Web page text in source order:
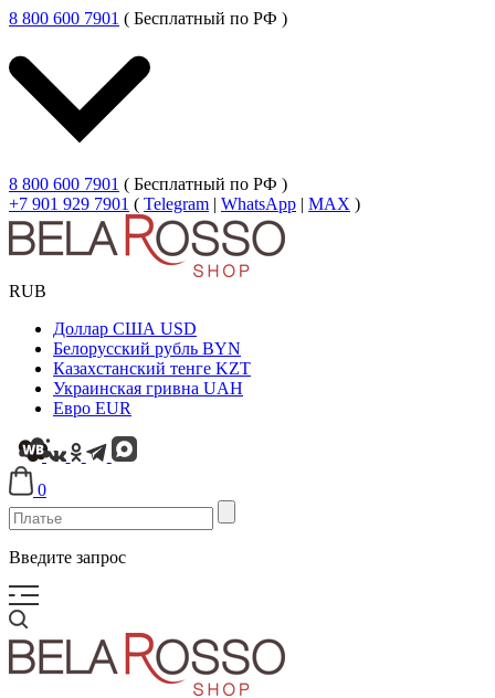
8 800 600 7901 ( Бесплатный по РФ )
8 800 600 7901 ( Бесплатный по РФ )
+7 901 929 7901 ( Telegram | WhatsApp | MAX )
RUB
Доллар США USD
Белорусский рубль BYN
Казахстанский тенге KZT
Украинская гривна UAH
Евро EUR
0
Введите запрос